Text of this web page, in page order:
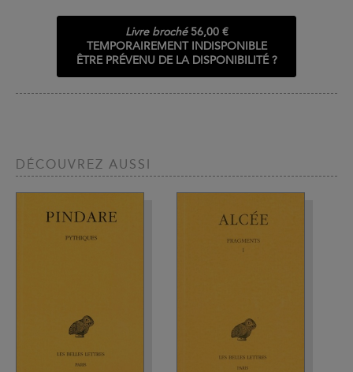
Livre broché 56,00 €
TEMPORAIREMENT INDISPONIBLE
ÊTRE PRÉVENU DE LA DISPONIBILITÉ ?
DÉCOUVREZ AUSSI